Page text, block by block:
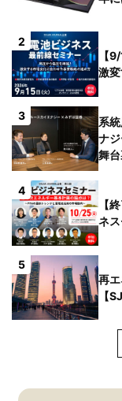
2
【
激
3
系
ナ
舞
4
【
ネス
5
再
【